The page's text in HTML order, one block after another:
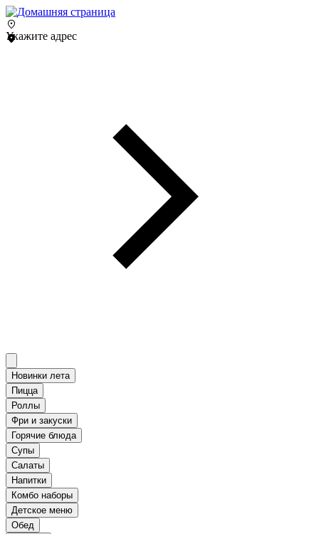
Укажите адрес
Новинки лета
Пицца
Роллы
Фри и закуски
Горячие блюда
Супы
Салаты
Напитки
Комбо наборы
Детское меню
Обед